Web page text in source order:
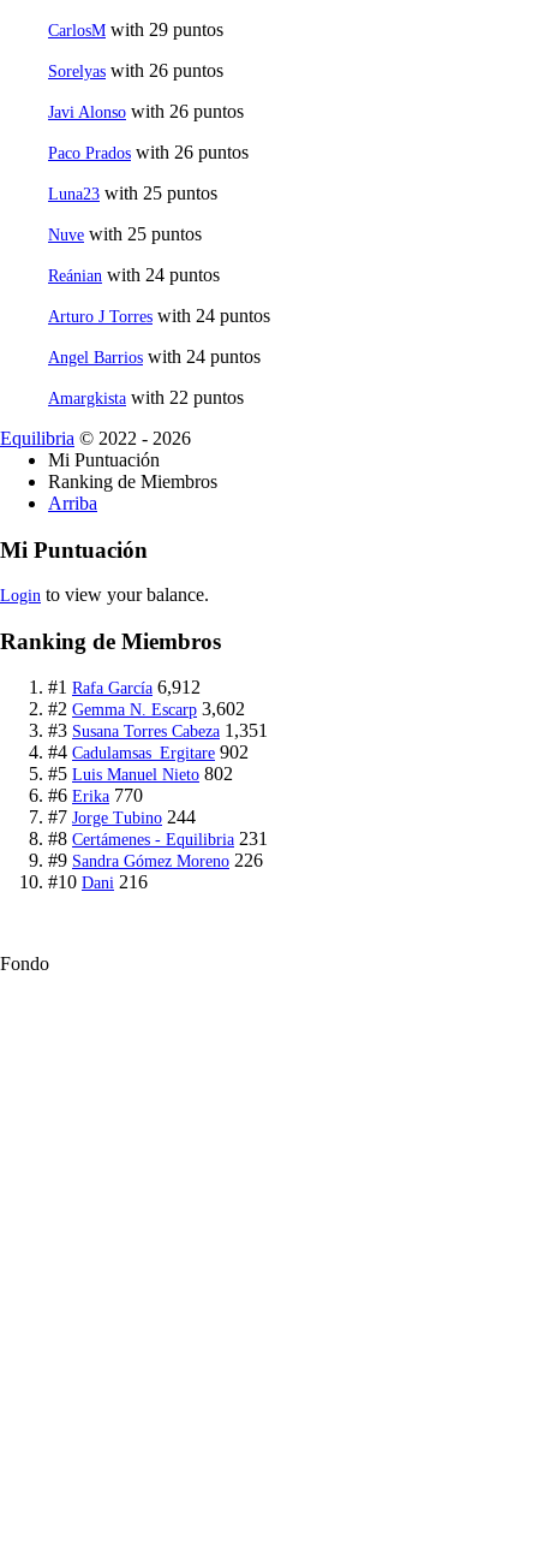
CarlosM with 29 puntos
Sorelyas with 26 puntos
Javi Alonso with 26 puntos
Paco Prados with 26 puntos
Luna23 with 25 puntos
Nuve with 25 puntos
Reánian with 24 puntos
Arturo J Torres with 24 puntos
Angel Barrios with 24 puntos
Amargkista with 22 puntos
Equilibria © 2022 - 2026
Mi Puntuación
Ranking de Miembros
Arriba
Mi Puntuación
Login to view your balance.
Ranking de Miembros
#1 Rafa García 6,912
#2 Gemma N. Escarp 3,602
#3 Susana Torres Cabeza 1,351
#4 Cadulamsas_Ergitare 902
#5 Luis Manuel Nieto 802
#6 Erika 770
#7 Jorge Tubino 244
#8 Certámenes - Equilibria 231
#9 Sandra Gómez Moreno 226
#10 Dani 216
Fondo